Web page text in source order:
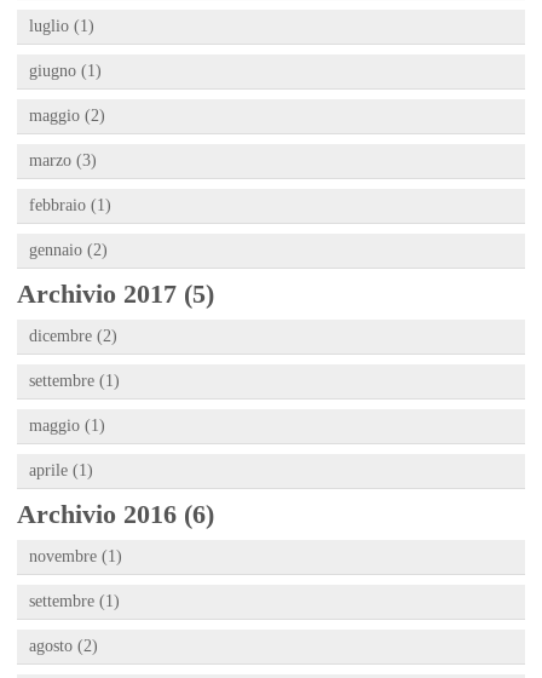
luglio (1)
giugno (1)
maggio (2)
marzo (3)
febbraio (1)
gennaio (2)
Archivio 2017 (5)
dicembre (2)
settembre (1)
maggio (1)
aprile (1)
Archivio 2016 (6)
novembre (1)
settembre (1)
agosto (2)